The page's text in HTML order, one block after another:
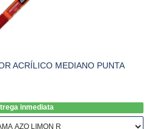
ACRÍLICO MEDIANO PUNTA
inmediata